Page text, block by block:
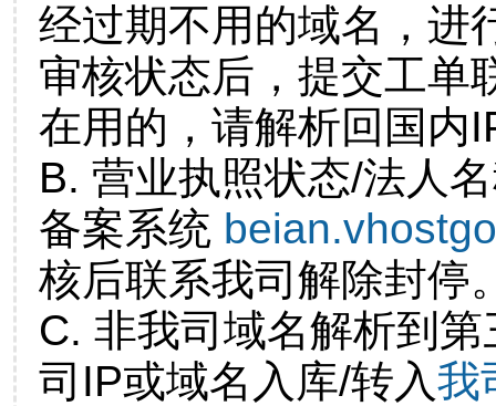
经过期不用的域名，进
审核状态后，提交工单
在用的，请解析回国内
B. 营业执照状态/法人
备案系统
核后联系我司解除封停
C. 非我司域名解析到
司IP或域名入库/转入我